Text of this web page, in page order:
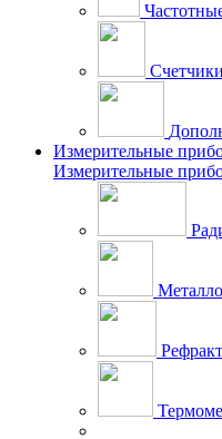
Измерительные
Измерительные